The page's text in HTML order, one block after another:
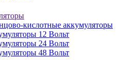
кислотные аккумуляторы
12 Вольт
24 Вольт
48 Вольт